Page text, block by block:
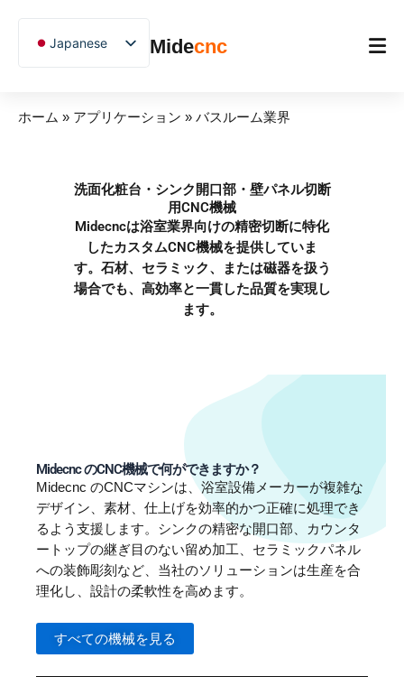
容
Midecnc
ホーム
アプリケーション
ケーススタディ
サポート
Japanese
English
French
Spanish
Russian
ホーム » アプリケーション » バスルーム業界
洗面化粧台・シンク開口部・壁パネル切断
用CNC機械
Midecncは浴室業界向けの精密切断に特化
したカスタムCNC機械を提供していま
す。石材、セラミック、または磁器を扱う
場合でも、高効率と一貫した品質を実現し
ます。
Midecnc のCNC機械で何ができますか？
Midecnc のCNCマシンは、浴室設備メーカーが複雑な
デザイン、素材、仕上げを効率的かつ正確に処理でき
るよう支援します。シンクの精密な開口部、カウンタ
ートップの継ぎ目のない留め加工、セラミックパネル
への装飾彫刻など、当社のソリューションは生産を合
理化し、設計の柔軟性を高めます。
すべての機械を見る